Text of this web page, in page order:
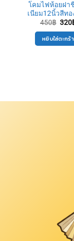
โคมไฟห้อยฝา
เนียม12นิ้วสีทอ
450฿
was:
450฿.
320
หยิบใส่ตะกร้า